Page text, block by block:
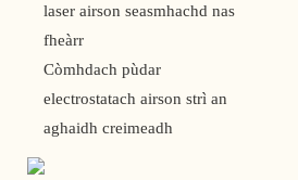
laser airson seasmhachd nas
fheàrr
Còmhdach pùdar
electrostatach airson strì an
aghaidh creimeadh